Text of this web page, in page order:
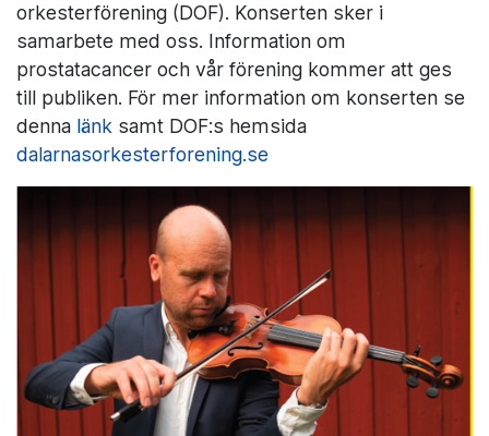
orkesterförening (DOF). Konserten sker i
samarbete med oss. Information om
prostatacancer och vår förening kommer att ges
till publiken. För mer information om konserten se
denna länk samt DOF:s hemsida
dalarnasorkesterforening.se